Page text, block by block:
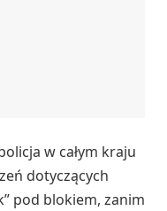
w całym kraju
dotyczących
pod blokiem, zanim